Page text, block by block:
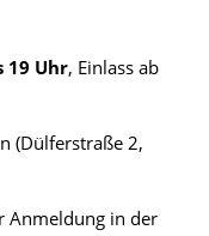
19 Uhr, Einlass ab
(Dülferstraße 2,
Anmeldung in der